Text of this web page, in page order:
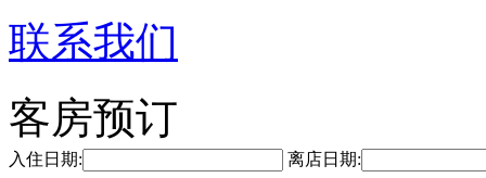
联系我们
客房预订
入住日期: 离店日期: